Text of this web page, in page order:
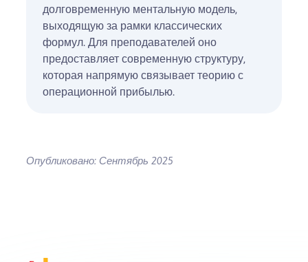
долговременную ментальную модель,
выходящую за рамки классических
формул. Для преподавателей оно
предоставляет современную структуру,
которая напрямую связывает теорию с
операционной прибылью.
Опубликовано: Сентябрь 2025